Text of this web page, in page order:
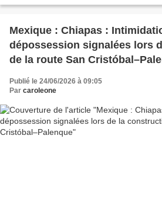
Mexique : Chiapas :
dépossession signalées lors
de la route San
Publié le 24/06/2026 à 09:05
Par caroleone